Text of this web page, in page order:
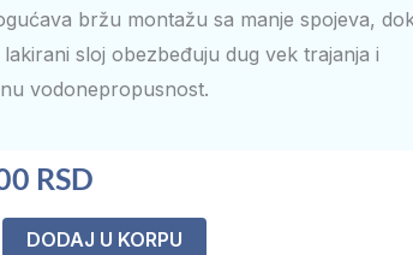
bržu montažu sa manje spojeva,
lakirani sloj obezbeđuju dug vek trajanja i
vodonepropusnost.
RSD
DODAJ U KORPU